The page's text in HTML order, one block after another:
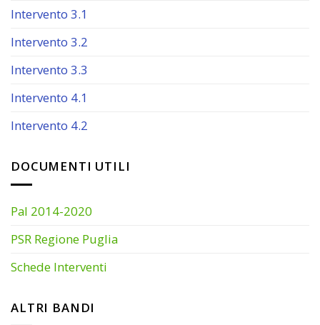
Intervento 3.1
Intervento 3.2
Intervento 3.3
Intervento 4.1
Intervento 4.2
DOCUMENTI UTILI
Pal 2014-2020
PSR Regione Puglia
Schede Interventi
ALTRI BANDI